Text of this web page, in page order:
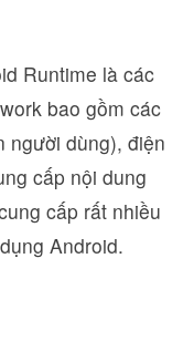
Runtime là các
bao gồm các
người dùng), điện
cấp nội dung
cấp rất nhiều
Android.